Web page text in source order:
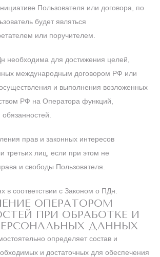
Пользователя или договора, по
будет являться
или поручителем.
необходима для достижения целей,
международным договором РФ или
и выполнения возложенных
РФ на Оператора функций,
прав и законных интересов
третьих лиц, если при этом не
и свободы Пользователя.
в соответствии с Законом о ПДн.
ОПЕРАТОРОМ
ПРИ ОБРАБОТКЕ И
ДАННЫХ
определяет состав и
и достаточных для обеспечения